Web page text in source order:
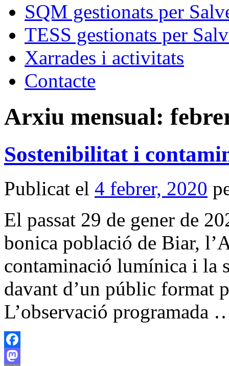
SQM gestionats per
TESS gestionats per
Xarrades i activitats
Contacte
Arxiu mensual:
Sostenibilitat i
Publicat el 4 febrer, 2020
El passat 29 de gener de
bonica població de Biar,
contaminació lumínica i la
davant d’un públic format
L’observació programada
Facebook